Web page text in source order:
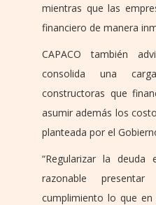
mientras que las
financiero de manera
CAPACO también
consolida una
constructoras que
asumir además los
planteada por el
“Regularizar la
razonable
cumplimiento lo que